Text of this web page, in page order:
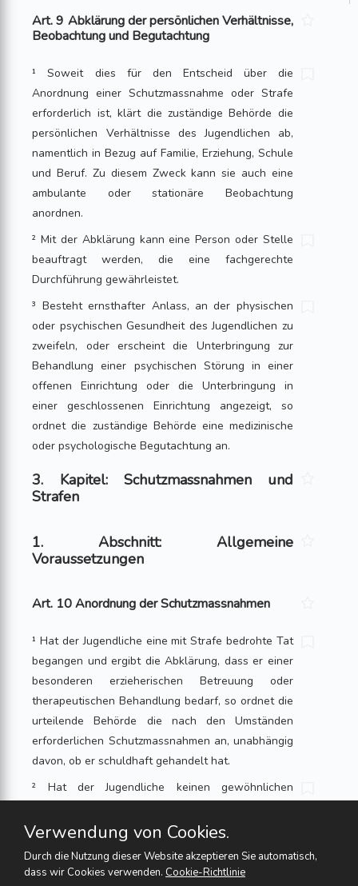
Art. 9 Abklärung der persönlichen Verhältnisse,
Beobachtung und Begutachtung
¹ Soweit dies für den Entscheid über die
Anordnung einer Schutzmassnahme oder Strafe
erforderlich ist, klärt die zuständige Behörde die
persönlichen Verhältnisse des Jugendlichen ab,
namentlich in Bezug auf Familie, Erziehung, Schule
und Beruf. Zu diesem Zweck kann sie auch eine
ambulante oder stationäre Beobachtung
anordnen.
² Mit der Abklärung kann eine Person oder Stelle
beauftragt werden, die eine fachgerechte
Durchführung gewährleistet.
³ Besteht ernsthafter Anlass, an der physischen
oder psychischen Gesundheit des Jugendlichen zu
zweifeln, oder erscheint die Unterbringung zur
Behandlung einer psychischen Störung in einer
offenen Einrichtung oder die Unterbringung in
einer geschlossenen Einrichtung angezeigt, so
ordnet die zuständige Behörde eine medi­zinische
oder psychologische Begutachtung an.
3. Kapitel: Schutzmassnahmen und
Strafen
1. Abschnitt: Allgemeine
Voraussetzungen
Art. 10 Anordnung der Schutzmassnahmen
¹ Hat der Jugendliche eine mit Strafe bedrohte Tat
begangen und ergibt die Abklärung, dass er einer
besonderen erzieherischen Betreuung oder
therapeutischen Behandlung bedarf, so ordnet die
urteilende Behörde die nach den Umständen
erforderlichen Schutzmassnahmen an, unabhängig
davon, ob er schuldhaft gehandelt hat.
² Hat der Jugendliche keinen gewöhnlichen
Behörde von der Anordnung einer
Art. 11 Anordnung der Strafen
Verwendung von Cookies.
Durch die Nutzung dieser Website akzeptieren Sie automatisch,
dass wir Cookies verwenden. Cookie-Richtlinie